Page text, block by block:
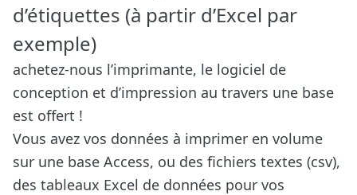
d’étiquettes (à partir d’Excel par
exemple)
achetez-nous l’imprimante, le logiciel de
conception et d’impression au travers une base
est offert !
Vous avez vos données à imprimer en volume
sur une base Access, ou des fichiers textes (csv),
des tableaux Excel de données pour vos